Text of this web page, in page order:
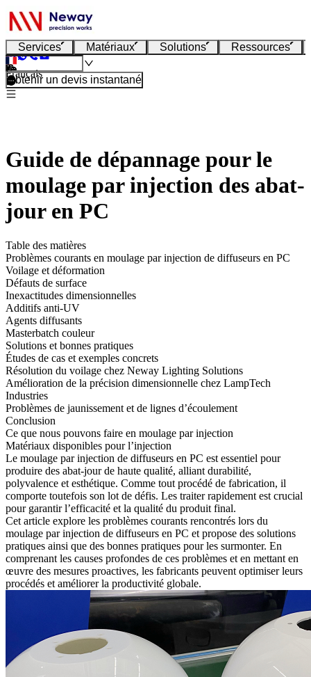
Services Matériaux Solutions Ressources
Français
Obtenir un devis instantané
Guide de dépannage pour le
moulage par injection des abat-
jour en PC
Table des matières
Problèmes courants en moulage par injection de diffuseurs en PC
Voilage et déformation
Défauts de surface
Inexactitudes dimensionnelles
Additifs anti-UV
Agents diffusants
Masterbatch couleur
Solutions et bonnes pratiques
Études de cas et exemples concrets
Résolution du voilage chez Neway Lighting Solutions
Amélioration de la précision dimensionnelle chez LampTech
Industries
Problèmes de jaunissement et de lignes d’écoulement
Conclusion
Ce que nous pouvons faire en moulage par injection
Matériaux disponibles pour l’injection
Le moulage par injection de diffuseurs en PC est essentiel pour
produire des abat-jour de haute qualité, alliant durabilité,
polyvalence et esthétique. Comme tout procédé de fabrication, il
comporte toutefois son lot de défis. Les traiter rapidement est crucial
pour garantir l’efficacité et la qualité du produit final.
Cet article explore les problèmes courants rencontrés lors du
moulage par injection de diffuseurs en PC et propose des solutions
pratiques ainsi que des bonnes pratiques pour les surmonter. En
comprenant les causes profondes de ces problèmes et en mettant en
œuvre des mesures proactives, les fabricants peuvent optimiser leurs
procédés et améliorer la productivité globale.